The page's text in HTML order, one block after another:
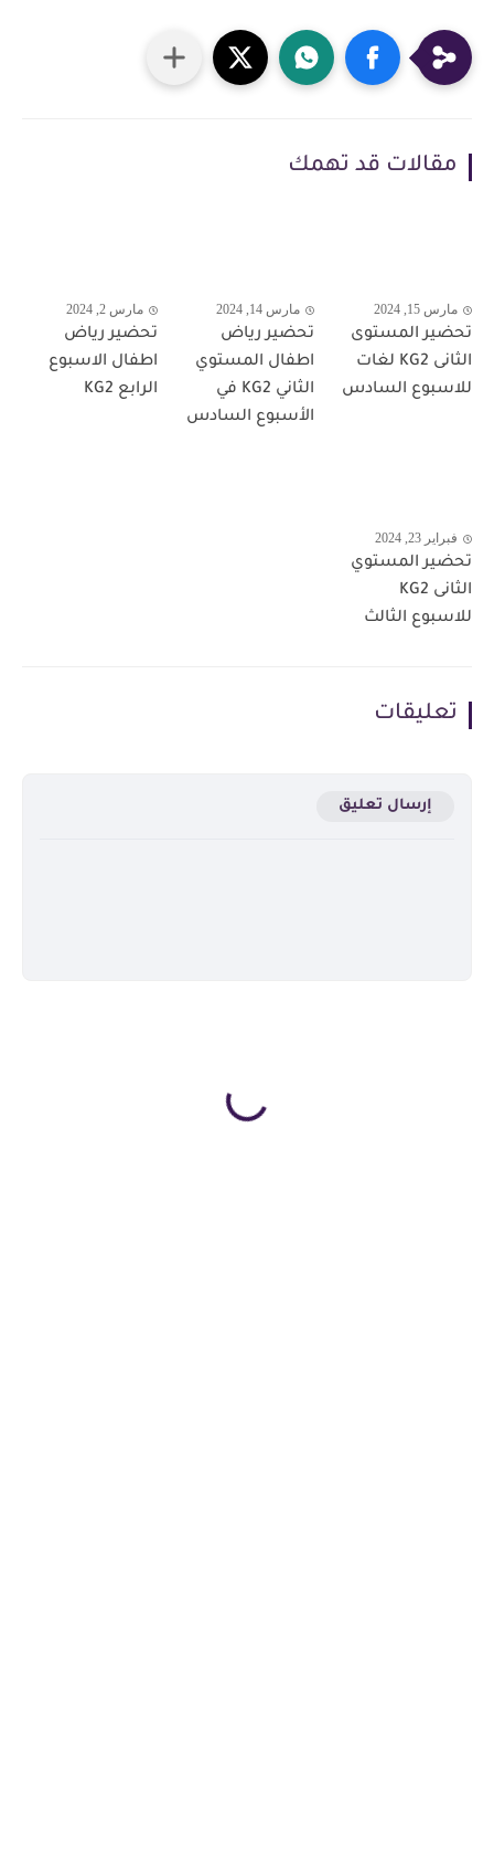
مقالات قد تهمك
مارس 15, 2024
تحضير المستوى
الثانى KG2 لغات
للاسبوع السادس
مارس 14, 2024
تحضير رياض
اطفال المستوي
الثاني KG2 في
الأسبوع السادس
مارس 2, 2024
تحضير رياض
اطفال الاسبوع
الرابع KG2
فبراير 23, 2024
تحضير المستوي
الثانى KG2
للاسبوع الثالث
تعليقات
إرسال تعليق